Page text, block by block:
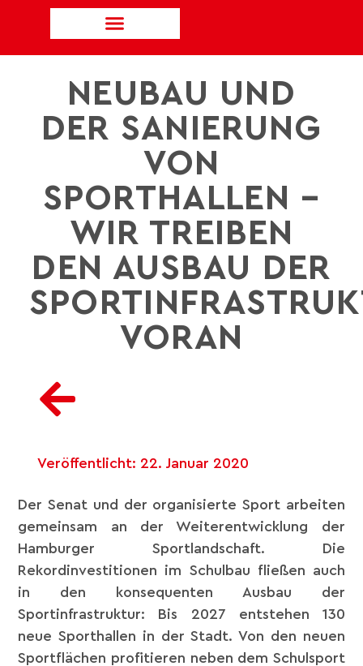
NEUBAU UND
DER SANIERUNG
VON
SPORTHALLEN –
WIR TREIBEN
DEN AUSBAU DER
VORAN
Veröffentlicht: 22. Januar 2020
Der Senat und der organisierte Sport arbeiten
gemeinsam an der Weiterentwicklung der
Hamburger Sportlandschaft. Die
Rekordinvestitionen im Schulbau fließen auch
in den konsequenten Ausbau der
Sportinfrastruktur: Bis 2027 entstehen 130
neue Sporthallen in der Stadt. Von den neuen
Sportflächen profitieren neben dem Schulsport